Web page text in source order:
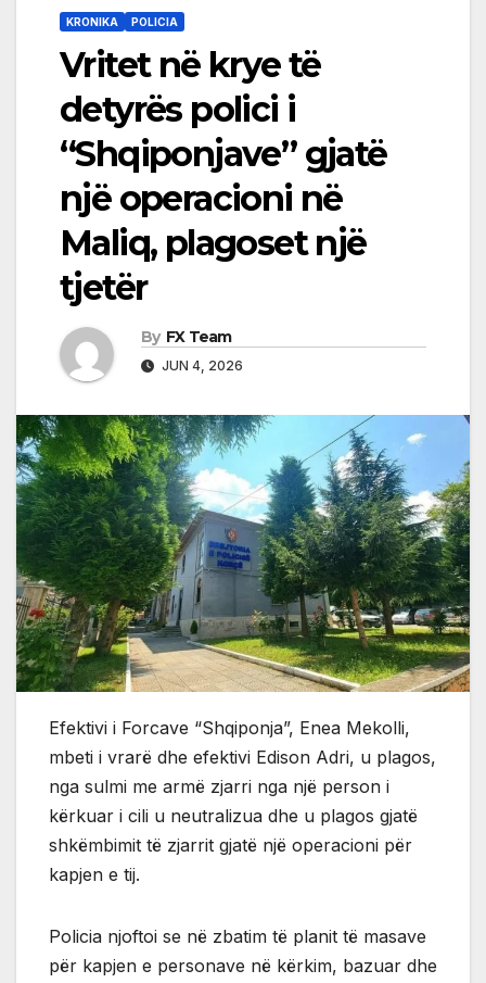
KRONIKA POLICIA
Vritet në krye të
detyrës polici i
“Shqiponjave” gjatë
një operacioni në
Maliq, plagoset një
tjetër
By FX Team
JUN 4, 2026
Efektivi i Forcave “Shqiponja”, Enea Mekolli,
mbeti i vrarë dhe efektivi Edison Adri, u plagos,
nga sulmi me armë zjarri nga një person i
kërkuar i cili u neutralizua dhe u plagos gjatë
shkëmbimit të zjarrit gjatë një operacioni për
kapjen e tij.
Policia njoftoi se në zbatim të planit të masave
për kapjen e personave në kërkim, bazuar dhe